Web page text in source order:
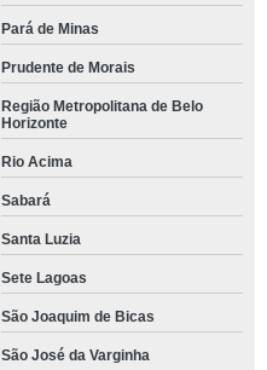
Pará de Minas
Prudente de Morais
Região Metropolitana de Belo
Horizonte
Rio Acima
Sabará
Santa Luzia
Sete Lagoas
São Joaquim de Bicas
São José da Varginha